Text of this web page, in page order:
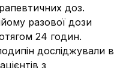
доз.
разової дози
24 годин.
досліджували в
з